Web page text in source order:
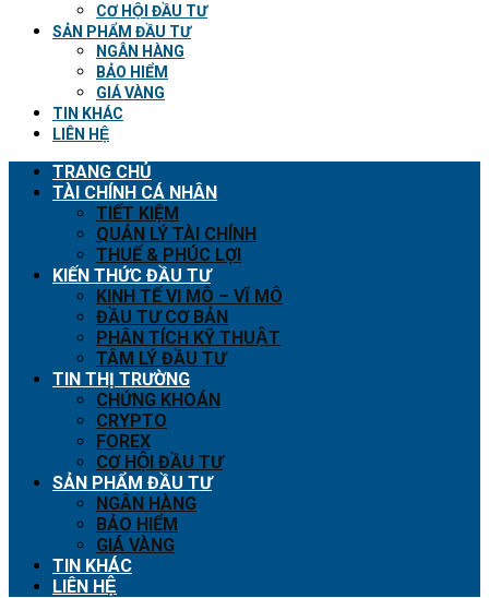
CƠ HỘI ĐẦU TƯ
SẢN PHẨM ĐẦU TƯ
NGÂN HÀNG
BẢO HIỂM
GIÁ VÀNG
TIN KHÁC
LIÊN HỆ
TRANG CHỦ
TÀI CHÍNH CÁ NHÂN
TIẾT KIỆM
QUẢN LÝ TÀI CHÍNH
THUẾ & PHÚC LỢI
KIẾN THỨC ĐẦU TƯ
KINH TẾ VI MÔ – VĨ MÔ
ĐẦU TƯ CƠ BẢN
PHÂN TÍCH KỸ THUẬT
TÂM LÝ ĐẦU TƯ
TIN THỊ TRƯỜNG
CHỨNG KHOÁN
CRYPTO
FOREX
CƠ HỘI ĐẦU TƯ
SẢN PHẨM ĐẦU TƯ
NGÂN HÀNG
BẢO HIỂM
GIÁ VÀNG
TIN KHÁC
LIÊN HỆ